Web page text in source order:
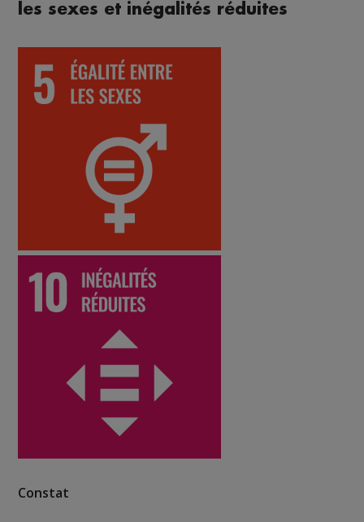
les sexes et inégalités réduites
Constat